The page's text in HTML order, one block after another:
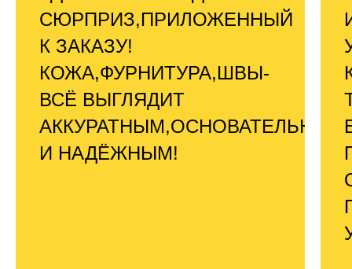
СЮРПРИЗ,ПРИЛОЖЕННЫЙ
К ЗАКАЗУ!
КОЖА,ФУРНИТУРА,ШВЫ-
ВСЁ ВЫГЛЯДИТ
АККУРАТНЫМ,ОСНОВАТЕЛЬНЫМ
И НАДЁЖНЫМ!